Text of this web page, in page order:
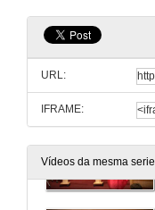
URL:
IFRAME:
Vídeos da mesma serie